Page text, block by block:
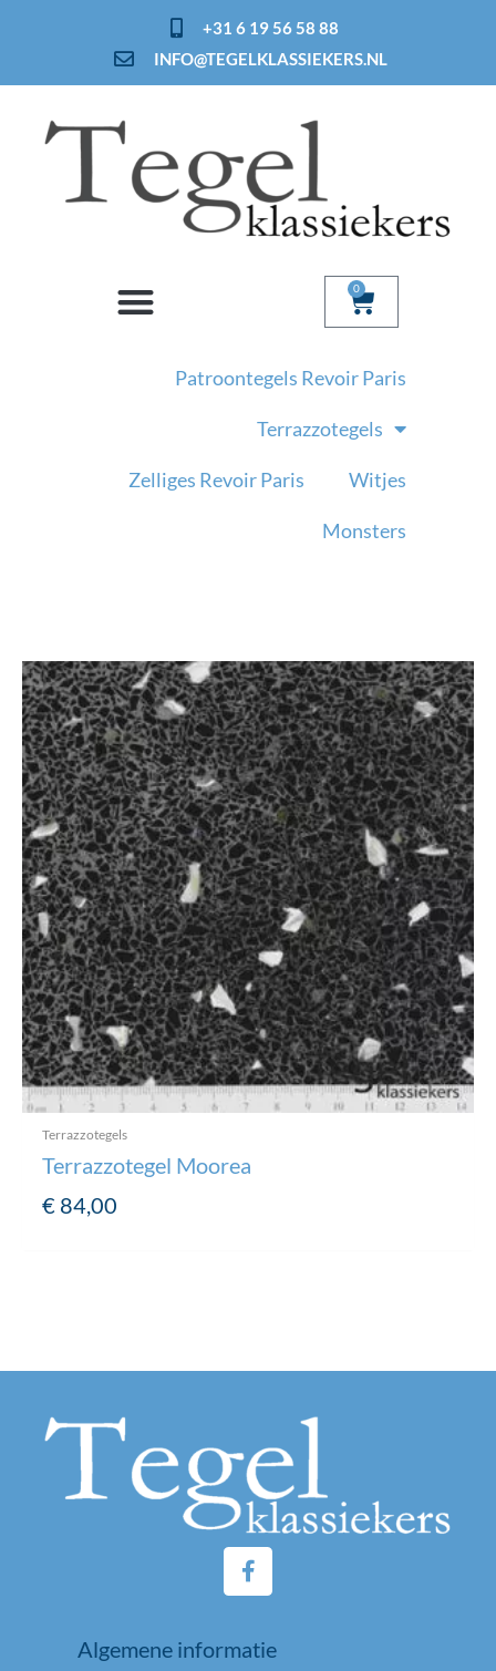
+31 6 19 56 58 88
INFO@TEGELKLASSIEKERS.NL
0
Patroontegels Revoir Paris
Terrazzotegels
Zelliges Revoir Paris Witjes
Monsters
Terrazzotegels
Terrazzotegel Moorea
€ 84,00
F
a
b
Algemene informatie